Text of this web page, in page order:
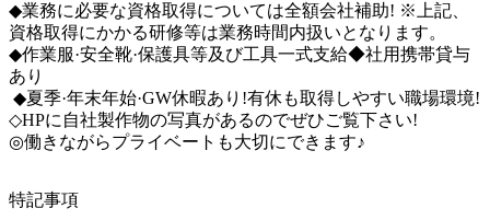
◆業務に必要な資格取得については全額会社補助! ※上記、
資格取得にかかる研修等は業務時間内扱いとなります。
◆作業服·安全靴·保護具等及び工具一式支給◆社用携帯貸与
あり
◇HPに自社製作物の写真があるのでぜひご覧下さい!
◎働きながらプライベートも大切にできます♪
特記事項